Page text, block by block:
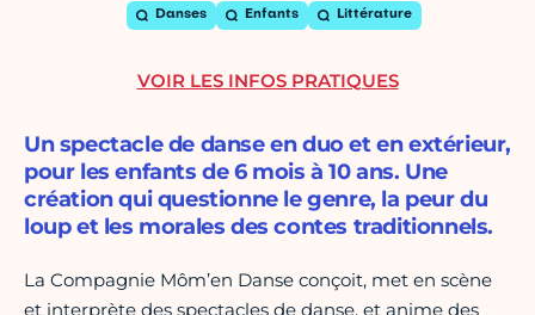
Danses Enfants Littérature
Un spectacle de danse en duo et en extérieur,
pour les enfants de 6 mois à 10 ans. Une
création qui questionne le genre, la peur du
loup et les morales des contes traditionnels.
La Compagnie Môm’en Danse conçoit, met en scène
et interprète des spectacles de danse, et anime des
VOIR LES INFOS PRATIQUES